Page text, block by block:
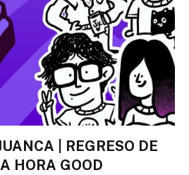
| REGRESO DE
HORA GOOD